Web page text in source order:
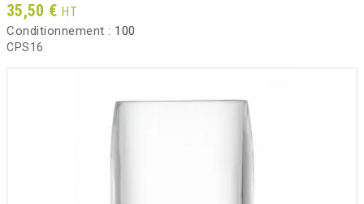
Prix
35,50 € HT
Conditionnement : 100
CPS16